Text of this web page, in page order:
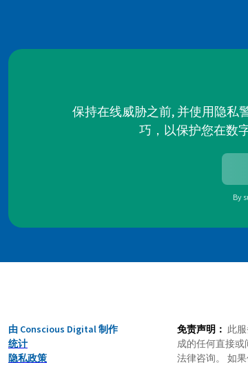
保持在线威胁之前, 并使用隐私
巧，以保护您在数
By
由 Conscious Digital 制作
统计
隐私政策
免责声明： 此
成的任何直接
法律咨询。 如